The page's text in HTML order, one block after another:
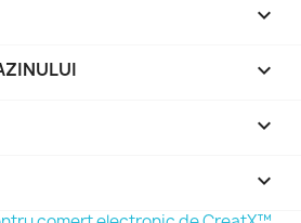

keyboard_arrow_down

